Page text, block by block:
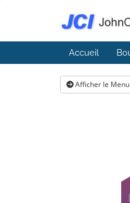
Accueil
Afficher le Menu